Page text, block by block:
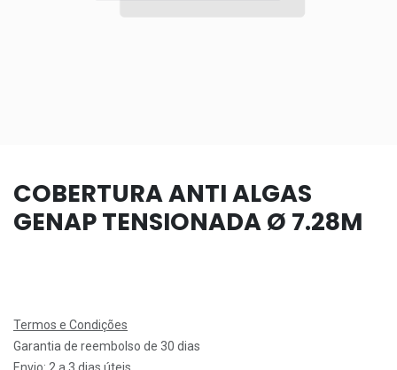
COBERTURA ANTI ALGAS
GENAP TENSIONADA Ø 7.28M
Termos e Condições
Garantia de reembolso de 30 dias
Envio: 2 a 3 dias úteis